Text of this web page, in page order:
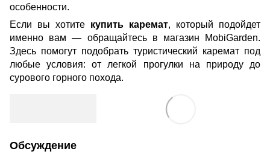
особенности.
Если вы хотите купить каремат, который подойдет
именно вам — обращайтесь в магазин MobiGarden.
Здесь помогут подобрать туристический каремат под
любые условия: от легкой прогулки на природу до
сурового горного похода.
Обсуждение